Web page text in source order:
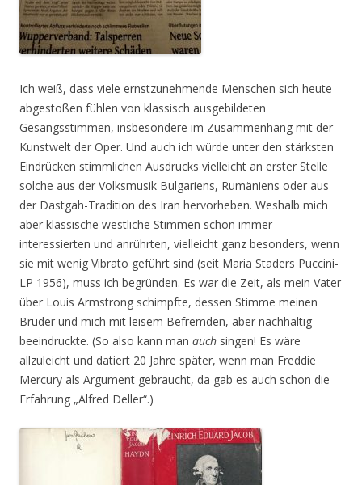
Ich weiß, dass viele ernstzunehmende Menschen sich heute
abgestoßen fühlen von klassisch ausgebildeten
Gesangsstimmen, insbesondere im Zusammenhang mit der
Kunstwelt der Oper. Und auch ich würde unter den stärksten
Eindrücken stimmlichen Ausdrucks vielleicht an erster Stelle
solche aus der Volksmusik Bulgariens, Rumäniens oder aus
der Dastgah-Tradition des Iran hervorheben. Weshalb mich
aber klassische westliche Stimmen schon immer
interessierten und anrührten, vielleicht ganz besonders, wenn
sie mit wenig Vibrato geführt sind (seit Maria Staders Puccini-
LP 1956), muss ich begründen. Es war die Zeit, als mein Vater
über Louis Armstrong schimpfte, dessen Stimme meinen
Bruder und mich mit leisem Befremden, aber nachhaltig
beeindruckte. (So also kann man auch singen! Es wäre
allzuleicht und datiert 20 Jahre später, wenn man Freddie
Mercury als Argument gebraucht, da gab es auch schon die
Erfahrung „Alfred Deller“.)